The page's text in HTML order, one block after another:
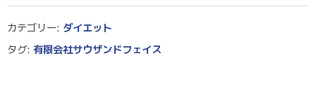
カテゴリー: ダイエット
タグ: 有限会社サウザンドフェイス